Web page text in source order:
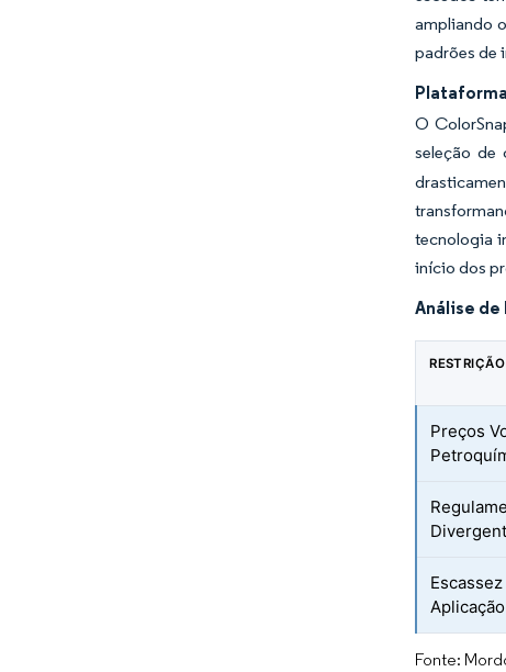
ampliando
padrões de
O
seleção de
tecnologia
início dos
Análise
RESTRIÇÃO
Preços
Fonte: